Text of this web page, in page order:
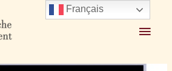
vu venir 17 oct 2025
Français